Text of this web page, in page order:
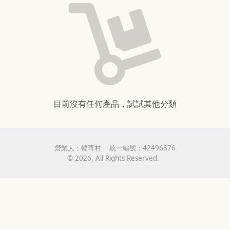
目前沒有任何產品，試試其他分類
營業人： 韓再村 統一編號： 42496876
© 2026, All Rights Reserved.